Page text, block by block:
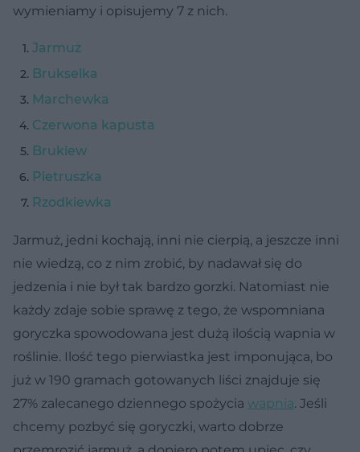
wymieniamy i opisujemy 7 z nich.
Jarmuż
Brukselka
Marchewka
Czerwona kapusta
Brukiew
Pietruszka
Rzodkiewka
Jarmuż, jedni kochają, inni nie cierpią, a jeszcze inni
nie wiedzą, co z nim zrobić, by nadawał się do
jedzenia i nie był tak bardzo gorzki. Natomiast nie
każdy zdaje sobie sprawę z tego, że wspomniana
goryczka spowodowana jest dużą ilością wapnia w
roślinie. Ilość tego pierwiastka jest imponująca, bo
już w 190 gramach gotowanych liści znajduje się
27% zalecanego dziennego spożycia wapnia. Jeśli
chcemy pozbyć się goryczki, warto dobrze